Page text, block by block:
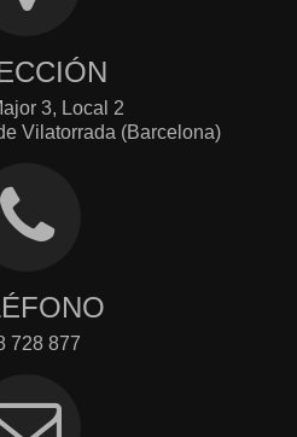
3, Local 2
Vilatorrada (Barcelona)
728 877